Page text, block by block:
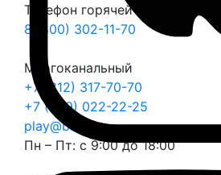
Телефон горячей линии
8 (800) 302-11-70
Многоканальный
+7 (812) 317-70-70
+7 (999) 022-22-25
play@balli.ru
Пн – Пт: с 9:00 до 18:00